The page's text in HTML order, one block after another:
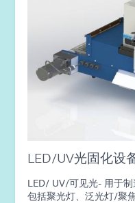
指南：电子组装（亚洲
LED/UV光固化设
LED/ UV/可见光- 用于
包括聚光灯、泛光灯/聚